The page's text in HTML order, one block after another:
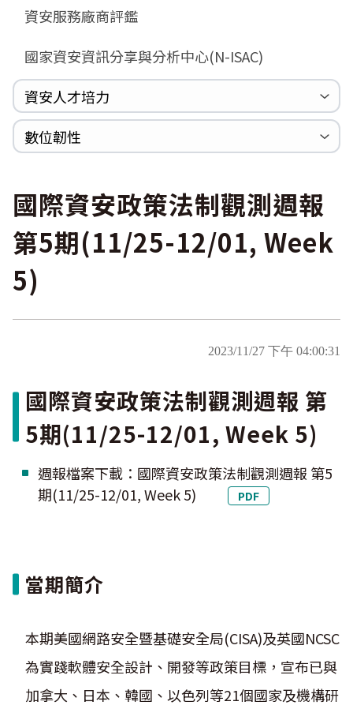
Zerologon
MSHTML
Log4shell
WannaCrypt
Heartbleed
資安服務廠商評鑑
國家資安資訊分享與分析中心(N-ISAC)
資安人才培力
巡迴研討會
CCOE資安實戰人才培育計畫成果簡介
資安人才培訓服務網
資安系列競賽網站
數位韌性
國際資安政策法制觀測週報
第5期(11/25-12/01, Week
5)
2023/11/27 下午 04:00:31
國際資安政策法制觀測週報 第
5期(11/25-12/01, Week 5)
週報檔案下載：國際資安政策法制觀測週報 第5
期(11/25-12/01, Week 5)
PDF
當期簡介
本期美國網路安全暨基礎安全局(CISA)及英國NCSC
為實踐軟體安全設計、開發等政策目標，宣布已與
加拿大、日本、韓國、以色列等21個國家及機構研